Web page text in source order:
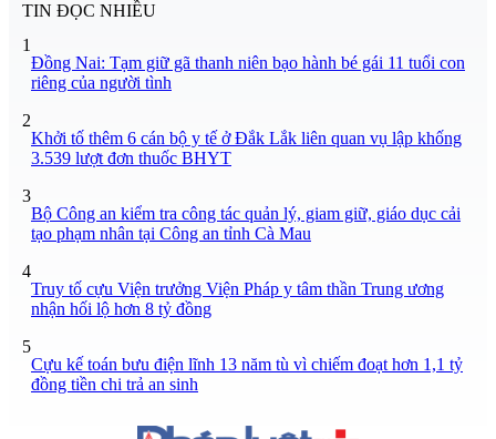
TIN ĐỌC NHIỀU
1
Đồng Nai: Tạm giữ gã thanh niên bạo hành bé gái 11 tuổi con
riêng của người tình
2
Khởi tố thêm 6 cán bộ y tế ở Đắk Lắk liên quan vụ lập khống
3.539 lượt đơn thuốc BHYT
3
Bộ Công an kiểm tra công tác quản lý, giam giữ, giáo dục cải
tạo phạm nhân tại Công an tỉnh Cà Mau
4
Truy tố cựu Viện trưởng Viện Pháp y tâm thần Trung ương
nhận hối lộ hơn 8 tỷ đồng
5
Cựu kế toán bưu điện lĩnh 13 năm tù vì chiếm đoạt hơn 1,1 tỷ
đồng tiền chi trả an sinh